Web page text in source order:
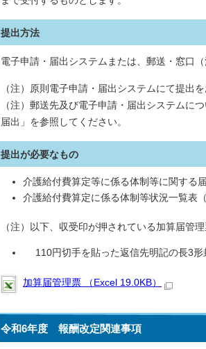
提出方法
電子申請・届出システムまたは、郵送・窓口（
（注）原則電子申請・届出システムにて提出を
（注）郵送先及び電子申請・届出システムに
届出」を参照してください。
提出が必要なもの
介護給付費算定等に係る体制等に関する
介護給付費算定に係る体制等状況一覧表
（注）以下、収受印が押されている加算届管
110円切手を貼った返信先明記の長3形
加算届管理票 （Excel 19.0KB）
令和6年度 報酬改定関連事項